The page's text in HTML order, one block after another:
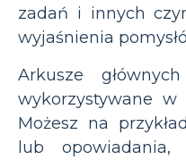
zadań i innych
wyjaśnienia
Arkusze
wykorzystywane w
Możesz na
lub